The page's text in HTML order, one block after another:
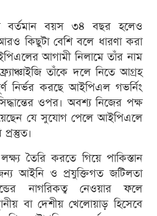
বর্তমান বয়স ৩৪ বছর হলেও
কিছুটা বেশি বলে ধারণা করা
আগামী নিলামে তাঁর নাম
তাঁকে দলে নিতে আগ্রহ
নির্ভর করছে আইপিএল গভর্নিং
ওপর। অবশ্য নিজের পক্ষ
যে সুযোগ পেলে আইপিএলে
তৈরি করতে গিয়ে পাকিস্তান
আইনি ও প্রযুক্তিগত জটিলতা
নাগরিকত্ব নেওয়ার ফলে
বা দেশীয় খেলোয়াড় হিসেবে